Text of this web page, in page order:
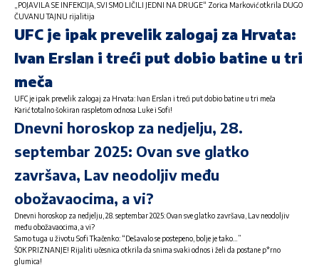
„POJAVILA SE INFEKCIJA, SVI SMO LIČILI JEDNI NA DRUGE“ Zorica Marković otkrila DUGO
ČUVANU TAJNU rijalitija
UFC je ipak prevelik zalogaj za Hrvata:
Ivan Erslan i treći put dobio batine u tri
meča
UFC je ipak prevelik zalogaj za Hrvata: Ivan Erslan i treći put dobio batine u tri meča
Karić totalno šokiran raspletom odnosa Luke i Sofi!
Dnevni horoskop za nedjelju, 28.
septembar 2025: Ovan sve glatko
završava, Lav neodoljiv među
obožavaocima, a vi?
Dnevni horoskop za nedjelju, 28. septembar 2025: Ovan sve glatko završava, Lav neodoljiv
među obožavaocima, a vi?
Samo tuga u životu Sofi Tkačenko: “Dešavalo se postepeno, bolje je tako…”
ŠOK PRIZNANJE! Rijaliti učesnica otkrila da snima svaki odnos i želi da postane p*rno
glumica!